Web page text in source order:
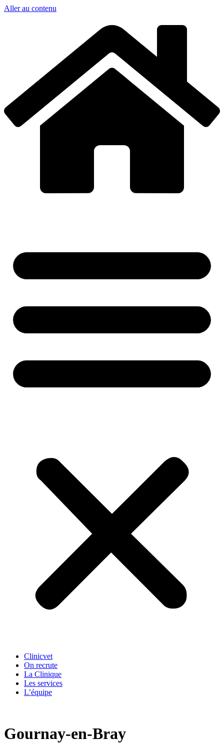
Aller au contenu
Clinicvet
On recrute
La Clinique
Les services
L’équipe
Gournay-en-Bray